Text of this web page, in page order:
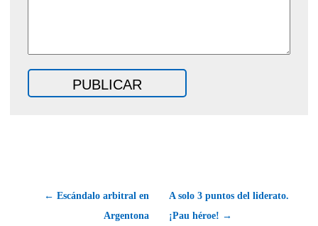
← Escándalo arbitral en
Argentona
A solo 3 puntos del liderato.
¡Pau héroe! →